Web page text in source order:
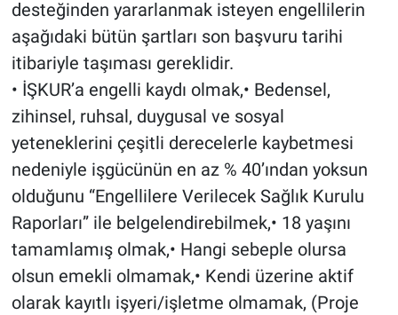
desteğinden yararlanmak isteyen engellilerin
aşağıdaki bütün şartları son başvuru tarihi
itibariyle taşıması gereklidir.
• İŞKUR’a engelli kaydı olmak,• Bedensel,
zihinsel, ruhsal, duygusal ve sosyal
yeteneklerini çeşitli derecelerle kaybetmesi
nedeniyle işgücünün en az % 40’ından yoksun
olduğunu “Engellilere Verilecek Sağlık Kurulu
Raporları” ile belgelendirebilmek,• 18 yaşını
tamamlamış olmak,• Hangi sebeple olursa
olsun emekli olmamak,• Kendi üzerine aktif
olarak kayıtlı işyeri/işletme olmamak, (Proje